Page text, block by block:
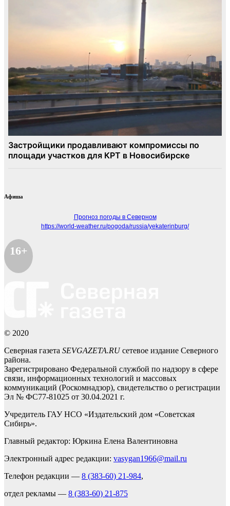
Афиша
Прогноз погоды в Северном
https://world-weather.ru/pogoda/russia/yekaterinburg/
16+
© 2020
Северная газета SEVGAZETA.RUсетевое издание Северного
района.
Зарегистрировано Федеральной службой по надзору в сфере
связи, информационных технологий и массовых
коммуникаций (Роскомнадзор), свидетельство о регистрации
Эл № ФС77-81025 от 30.04.2021 г.
Учредитель ГАУ НСО «Издательский дом «Советская
Сибирь».
Главный редактор: Юркина Елена Валентиновна
Электронный адрес редакции: vasygan1966@mail.ru
Телефон редакции — 8 (383-60) 21-984,
отдел рекламы — 8 (383-60) 21-875